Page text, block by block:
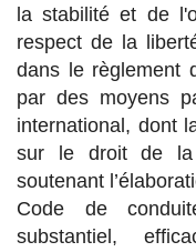
la stabilité et de
respect de la
dans le règlement
par des moyens
international, dont
sur le droit de la
soutenant
Code de
substantiel,